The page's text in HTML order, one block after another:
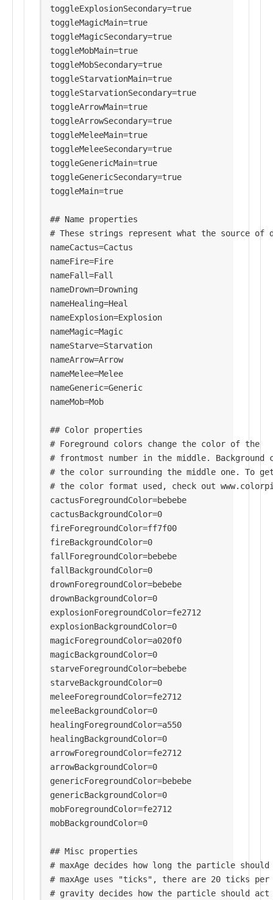
toggleExplosionSecondary=true
toggleMagicMain=true
toggleMagicSecondary=true
toggleMobMain=true
toggleMobSecondary=true
toggleStarvationMain=true
toggleStarvationSecondary=true
toggleArrowMain=true
toggleArrowSecondary=true
toggleMeleeMain=true
toggleMeleeSecondary=true
toggleGenericMain=true
toggleGenericSecondary=true
toggleMain=true
## Name properties
# These strings represent what the source of
nameCactus=Cactus
nameFire=Fire
nameFall=Fall
nameDrown=Drowning
nameHealing=Heal
nameExplosion=Explosion
nameMagic=Magic
nameStarve=Starvation
nameArrow=Arrow
nameMelee=Melee
nameGeneric=Generic
nameMob=Mob
## Color properties
# Foreground colors change the color of the
# frontmost number in the middle. Background
# the color surrounding the middle one. To
# the color format used, check out
cactusForegroundColor=bebebe
cactusBackgroundColor=0
fireForegroundColor=ff7f00
fireBackgroundColor=0
fallForegroundColor=bebebe
fallBackgroundColor=0
drownForegroundColor=bebebe
drownBackgroundColor=0
explosionForegroundColor=fe2712
explosionBackgroundColor=0
magicForegroundColor=a020f0
magicBackgroundColor=0
starveForegroundColor=bebebe
starveBackgroundColor=0
meleeForegroundColor=fe2712
meleeBackgroundColor=0
healingForegroundColor=a550
healingBackgroundColor=0
arrowForegroundColor=fe2712
arrowBackgroundColor=0
genericForegroundColor=bebebe
genericBackgroundColor=0
mobForegroundColor=fe2712
mobBackgroundColor=0
## Misc properties
# maxAge decides how long the particle
# maxAge uses "ticks", there are 20 ticks per
# gravity decides how the particle should